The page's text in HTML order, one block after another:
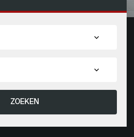
ZOEKEN